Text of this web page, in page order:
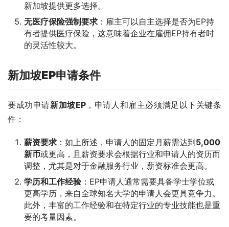
新加坡提供更多选择。
无医疗保险强制要求 ：雇主可以自主选择是否为EP持
有者提供医疗保险，这意味着企业在雇佣EP持有者时
的灵活性较大。
新加坡EP申请条件
要成功申请新加坡EP，申请人和雇主必须满足以下关键条
件：
薪资要求 ：如上所述，申请人的固定月薪需达到5,000
新币或更高，且薪资要求会根据行业和申请人的资历而
调整，尤其是对于金融服务行业，薪资标准会更高。
学历和工作经验 ：EP申请人通常需要具备学士学位或
更高学历，来自全球知名大学的申请人会更具竞争力。
此外，丰富的工作经验和在特定行业的专业技能也是重
要的考量因素。